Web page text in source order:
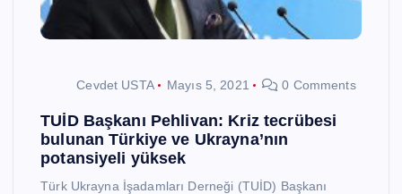
Cevdet USTA Mayıs 5, 2021 0 Comments
TUİD Başkanı Pehlivan: Kriz tecrübesi
bulunan Türkiye ve Ukrayna’nın
potansiyeli yüksek
Türk Ukrayna İşadamları Derneği (TUİD) Başkanı